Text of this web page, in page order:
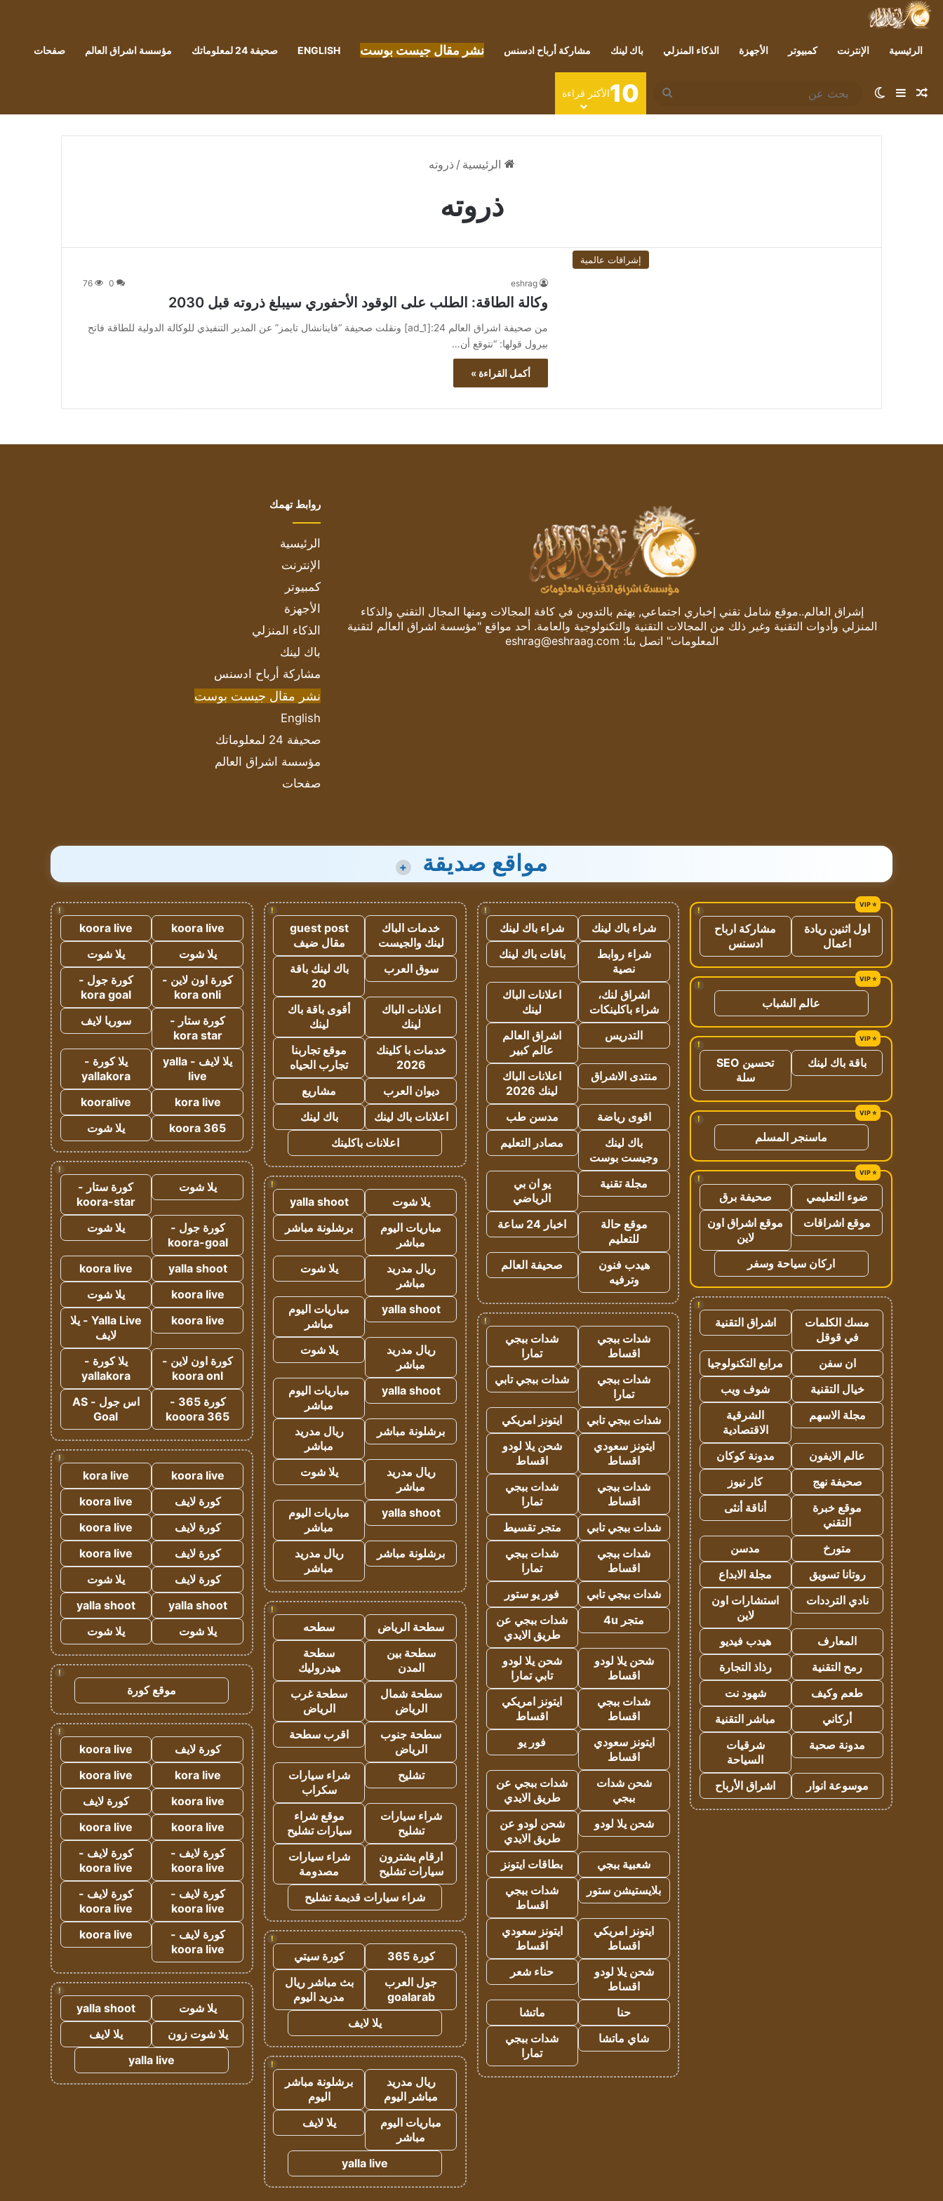
الرئيسية الإنترنت كمبيوتر الأجهزة الذكاء المنزلي باك لينك مشاركة أرباح ادسنس نشر مقال جيست بوست ENGLISH صحيفة 24 لمعلوماتك مؤسسة اشراق العالم صفحات
مقال عشوائي
إضافة عمود جانبي
الوضع المظلم
بحث
عن
10الأكثر قراءة
الرئيسية / ذروته
ذروته
إشراقات عالمية
eshrag
0
76
وكالة الطاقة: الطلب على الوقود الأحفوري سيبلغ ذروته قبل 2030
من صحيفة اشراق العالم 24:[ad_1] ونقلت صحيفة “فاينانشال تايمز” عن المدير التنفيذي للوكالة الدولية للطاقة فاتح
بيرول قولها: “نتوقع أن…
أكمل القراءة »
إشراق العالم..موقع شامل تقني إخباري اجتماعي, يهتم بالتدوين في كافة المجالات ومنها المجال التقني والذكاء
المنزلي وأدوات التقنية وغير ذلك من المجالات التقنية والتكنولوجية والعامة. أحد مواقع "مؤسسة اشراق العالم لتقنية
المعلومات" اتصل بنا: eshrag@eshraag.com
روابط تهمك
الرئيسية
الإنترنت
كمبيوتر
الأجهزة
الذكاء المنزلي
باك لينك
مشاركة أرباح ادسنس
نشر مقال جيست بوست
English
صحيفة 24 لمعلوماتك
مؤسسة اشراق العالم
صفحات
مواقع صديقة +
!
اول اثنين ريادة
اعمال
مشاركة ارباح
ادسنس
!
عالم الشباب
!
باقة باك لينك
تحسين SEO
سلة
!
ماسنجر المسلم
!
ضوء التعليمي
صحيفة برق
موقع اشراقات
موقع اشراق اون
لاين
اركان سياحة وسفر
!
مسك الكلمات
في قوقل
اشراق التقنية
ان سفن
مرابع التكنولوجيا
خيال التقنية
شوف ويب
مجلة الاسهم
الشرقية
الاقتصادية
عالم الايفون
مدونة كوكان
صحيفة نهج
كار نيوز
موقع خبرة
التقني
أناقة أنثى
متورخ
مدسن
روتانا تسويق
مجلة الابداع
نادي الترددات
استشارات اون
لاين
المعارف
هيدب فيديو
رمح التقنية
رذاذ التجارة
طعم وكيف
شهود نت
أركاني
مباشر التقنية
مدونة صحبة
شرقيات
السياحة
موسوعة انوار
اشراق الأرباح
!
شراء باك لينك
شراء باك لينك
شراء روابط
نصية
باقات باك لينك
اشراق لنك،
شراء باكلينكات
اعلانات الباك
لينك
التدريس
اشراق العالم
عالم كبير
منتدى الاشراق
اعلانات الباك
لينك 2026
اقوى رياضة
مدسن طب
باك لينك
وجيست بوست
مصادر التعليم
مجلة تقنية
يو ان بي
الرياضي
موقع حالة
للتعليم
اخبار 24 ساعة
هيدب فنون
وترفيه
صحيفة العالم
!
شدات ببجي
اقساط
شدات ببجي
تمارا
شدات ببجي
تمارا
شدات ببجي تابي
شدات ببجي تابي
ايتونز امريكي
ايتونز سعودي
اقساط
شحن يلا لودو
اقساط
شدات ببجي
اقساط
شدات ببجي
تمارا
شدات ببجي تابي
متجر تقسيط
شدات ببجي
اقساط
شدات ببجي
تمارا
شدات ببجي تابي
فور يو ستور
متجر 4u
شدات ببجي عن
طريق الايدي
شحن يلا لودو
اقساط
شحن يلا لودو
تابي تمارا
شدات ببجي
اقساط
ايتونز امريكي
اقساط
ايتونز سعودي
اقساط
فور يو
شحن شدات
ببجي
شدات ببجي عن
طريق الايدي
شحن يلا لودو
شحن لودو عن
طريق الايدي
شعبية ببجي
بطاقات ايتونز
بلايستيشن ستور
شدات ببجي
اقساط
ايتونز امريكي
اقساط
ايتونز سعودي
اقساط
شحن يلا لودو
اقساط
حناء شعر
حنا
ماتشا
شاي ماتشا
شدات ببجي
تمارا
!
خدمات الباك
لينك والجيست
guest post
مقال ضيف
سوق العرب
باك لينك باقة
20
اعلانات الباك
لينك
أقوى باقة باك
لينك
خدمات با كلينك
2026
موقع تجاربنا
تجارب الحياه
ديوان العرب
مشاريع
اعلانات باك لينك
باك لينك
اعلانات باكلينك
!
يلا شوت
yalla shoot
مباريات اليوم
مباشر
برشلونة مباشر
ريال مدريد
مباشر
يلا شوت
yalla shoot
مباريات اليوم
مباشر
ريال مدريد
مباشر
يلا شوت
yalla shoot
مباريات اليوم
مباشر
برشلونة مباشر
ريال مدريد
مباشر
ريال مدريد
مباشر
يلا شوت
yalla shoot
مباريات اليوم
مباشر
برشلونة مباشر
ريال مدريد
مباشر
!
سطحة الرياض
سطحه
سطحة بين
المدن
سطحة
هيدروليك
سطحة شمال
الرياض
سطحة غرب
الرياض
سطحة جنوب
الرياض
اقرب سطحة
تشليح
شراء سيارات
سكراب
شراء سيارات
تشليح
موقع شراء
سيارات تشليح
ارقام يشترون
سيارات تشليح
شراء سيارات
مصدومة
شراء سيارات قديمة تشليح
!
كورة 365
كورة سيتي
جول العرب
goalarab
بث مباشر ريال
مدريد اليوم
يلا لايف
!
ريال مدريد
مباشر اليوم
برشلونة مباشر
اليوم
مباريات اليوم
مباشر
يلا لايف
yalla live
!
koora live
koora live
يلا شوت
يلا شوت
كورة اون لاين -
kora onli
كورة جول -
kora goal
كورة ستار -
kora star
سوريا لايف
يلا لايف - yalla
live
يلا كورة -
yallakora
kora live
kooralive
koora 365
يلا شوت
!
يلا شوت
كورة ستار -
koora-star
كورة جول -
koora-goal
يلا شوت
yalla shoot
koora live
koora live
يلا شوت
koora live
Yalla Live - يلا
لايف
كورة اون لاين -
koora onl
يلا كورة -
yallakora
كورة 365 -
kooora 365
اس جول - AS
Goal
!
koora live
kora live
كورة لايف
koora live
كورة لايف
koora live
كورة لايف
koora live
كورة لايف
يلا شوت
yalla shoot
yalla shoot
يلا شوت
يلا شوت
!
موقع كورة
!
كورة لايف
koora live
kora live
koora live
koora live
كورة لايف
koora live
koora live
كورة لايف -
koora live
كورة لايف -
koora live
كورة لايف -
koora live
كورة لايف -
koora live
كورة لايف -
koora live
koora live
!
يلا شوت
yalla shoot
يلا شوت زون
يلا لايف
yalla live